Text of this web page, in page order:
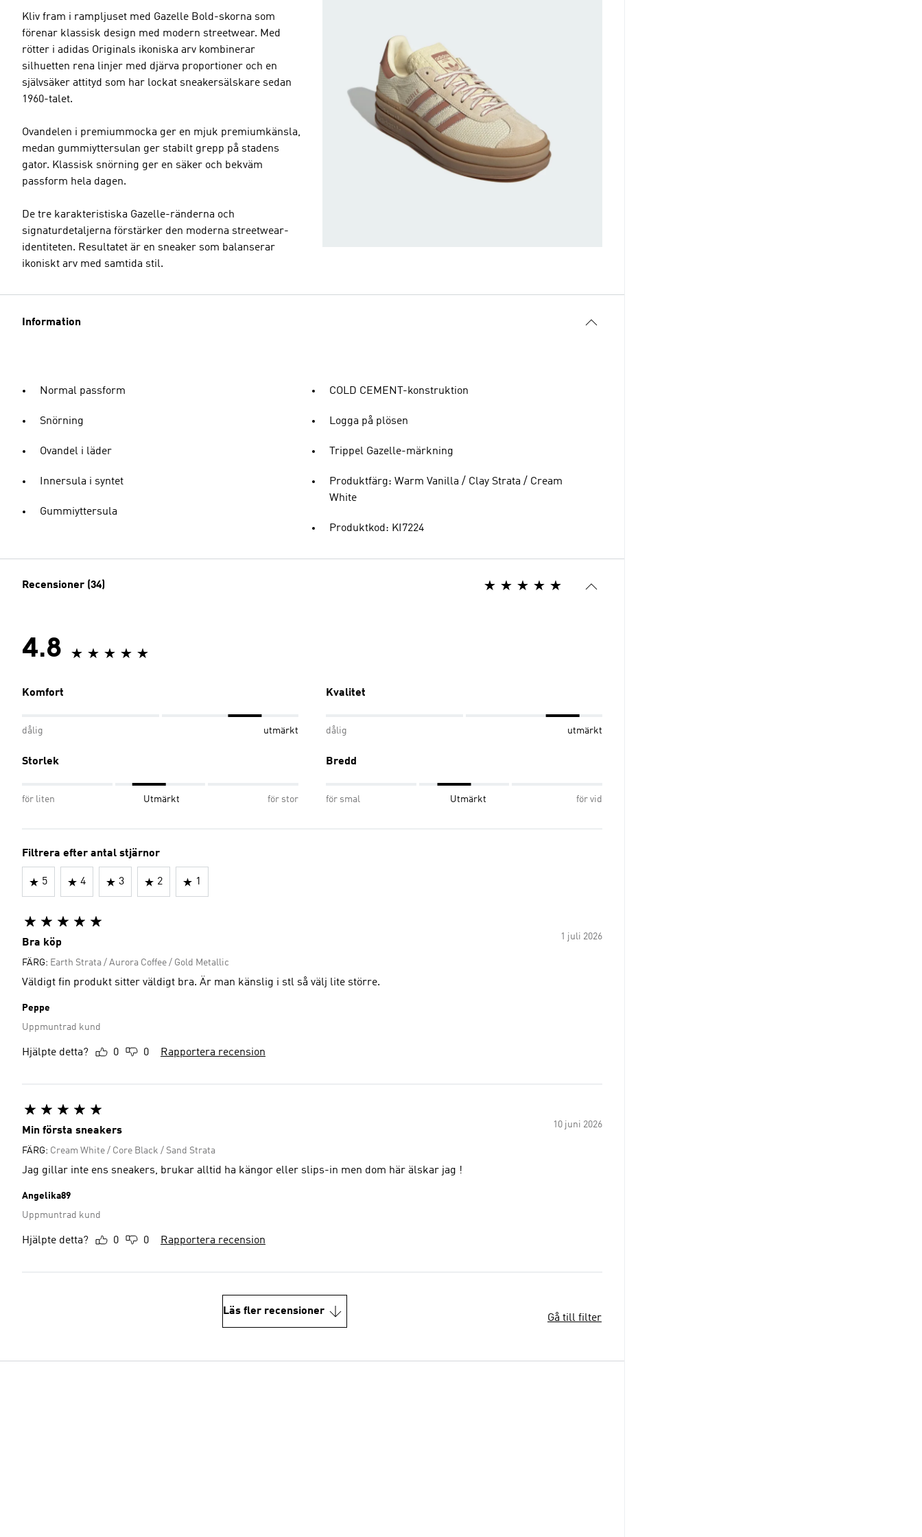
Kliv fram i rampljuset med Gazelle Bold-skorna som
förenar klassisk design med modern streetwear. Med
rötter i adidas Originals ikoniska arv kombinerar
silhuetten rena linjer med djärva proportioner och en
självsäker attityd som har lockat sneakersälskare sedan
1960-talet.
Ovandelen i premiummocka ger en mjuk premiumkänsla,
medan gummiyttersulan ger stabilt grepp på stadens
gator. Klassisk snörning ger en säker och bekväm
passform hela dagen.
De tre karakteristiska Gazelle-ränderna och
signaturdetaljerna förstärker den moderna streetwear-
identiteten. Resultatet är en sneaker som balanserar
ikoniskt arv med samtida stil.
Information
Normal passform
Snörning
Ovandel i läder
Innersula i syntet
Gummiyttersula
COLD CEMENT-konstruktion
Logga på plösen
Trippel Gazelle-märkning
Produktfärg: Warm Vanilla / Clay Strata / Cream
White
Produktkod: KI7224
Recensioner (34)
4.8
Komfort
dålig utmärkt
Kvalitet
dålig utmärkt
Storlek
för liten Utmärkt för stor
Bredd
för smal Utmärkt för vid
Filtrera efter antal stjärnor
5 4 3 2 1
1 juli 2026
Bra köp
FÄRG: Earth Strata / Aurora Coffee / Gold Metallic
Väldigt fin produkt sitter väldigt bra. Är man känslig i stl så välj lite större.
Peppe
Uppmuntrad kund
Hjälpte detta? 0 0 Rapportera recension
10 juni 2026
Min första sneakers
FÄRG: Cream White / Core Black / Sand Strata
Jag gillar inte ens sneakers, brukar alltid ha kängor eller slips-in men dom här älskar jag !
Angelika89
Uppmuntrad kund
Hjälpte detta? 0 0 Rapportera recension
Läs fler recensioner
Gå till filter